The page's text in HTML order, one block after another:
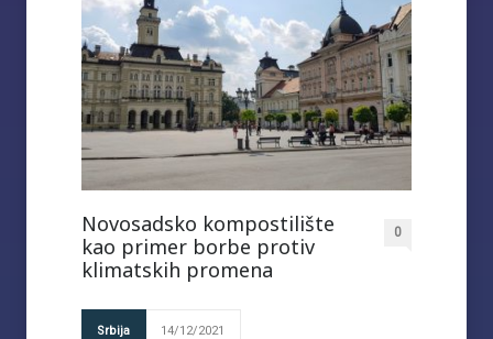
Novosadsko kompostilište
kao primer borbe protiv
klimatskih promena
0
Srbija 14/12/2021